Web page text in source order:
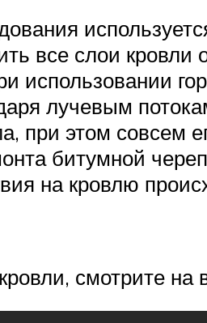
все слои кровли
использовании
лучевым
при этом совсем
битумной
на кровлю
смотрите на